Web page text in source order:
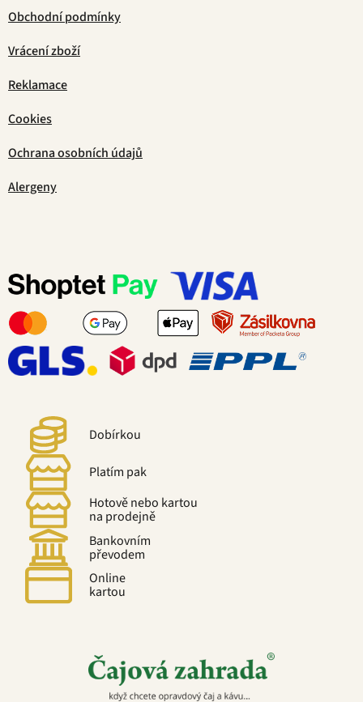
Obchodní podmínky
Vrácení zboží
Reklamace
Cookies
Ochrana osobních údajů
Alergeny
Dobírkou
Platím pak
Hotově nebo kartou
na prodejně
Bankovním
převodem
Online
kartou